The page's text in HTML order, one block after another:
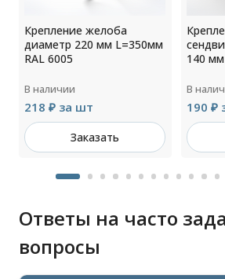
Крепление желоба
диаметр 220 мм L=350мм
RAL 6005
В наличии
218 ₽ за шт
Заказать
140
В
190 ₽
Ответы на часто
вопросы